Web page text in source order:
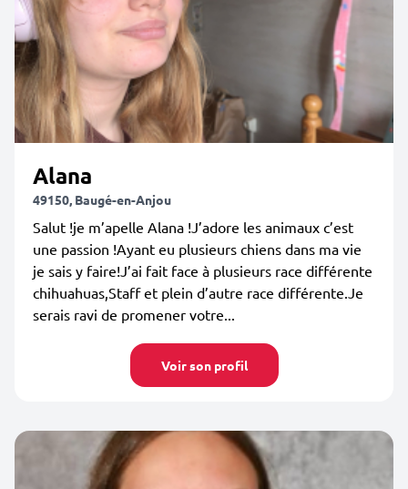
Alana
49150, Baugé-en-Anjou
Salut !je m’apelle Alana !J’adore les animaux c’est
une passion !Ayant eu plusieurs chiens dans ma vie
je sais y faire!J’ai fait face à plusieurs race différente
chihuahuas,Staff et plein d’autre race différente.Je
serais ravi de promener votre...
Voir son profil